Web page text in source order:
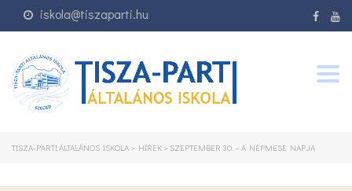
iskola@tiszaparti.hu
TISZA-PARTI ÁLTALÁNOS ISKOLA > HÍREK > SZEPTEMBER 30. – A NÉPMESE NAPJA